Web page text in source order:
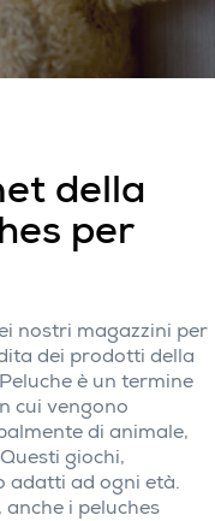
della
per
nostri magazzini per
dei prodotti della
è un termine
cui vengono
di animale,
giochi,
adatti ad ogni età.
i peluches